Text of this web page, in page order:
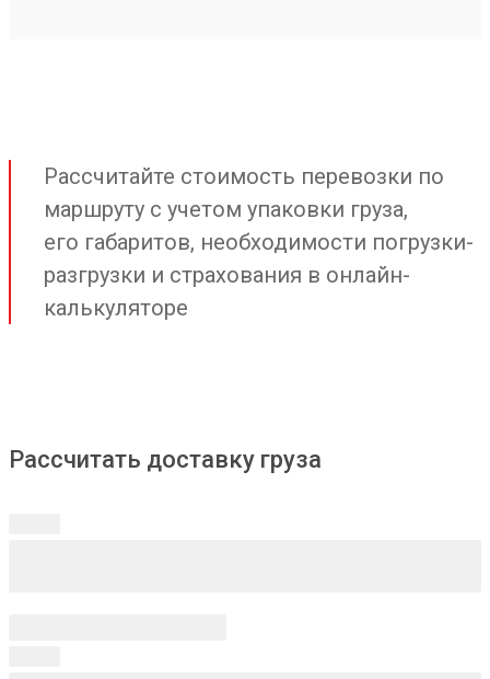
Рассчитайте стоимость перевозки по
маршруту с учетом упаковки груза,
его габаритов, необходимости погрузки-
разгрузки и страхования в онлайн-
калькуляторе
Рассчитать доставку груза